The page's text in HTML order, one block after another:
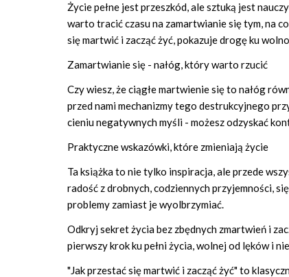
Życie pełne jest przeszkód, ale sztuką jest
warto tracić czasu na zamartwianie się tym, na
się martwić i zacząć żyć, pokazuje drogę ku
Zamartwianie się - nałóg, który warto rzucić
Czy wiesz, że ciągłe martwienie się to nałóg
przed nami mechanizmy tego destrukcyjnego
cieniu negatywnych myśli - możesz odzyskać
Praktyczne wskazówki, które zmieniają życie
Ta książka to nie tylko inspiracja, ale przede
radość z drobnych, codziennych przyjemności,
problemy zamiast je wyolbrzymiać.
Odkryj sekret życia bez zbędnych zmartwień i
pierwszy krok ku pełni życia, wolnej od lęków i
"Jak przestać się martwić i zacząć żyć" to